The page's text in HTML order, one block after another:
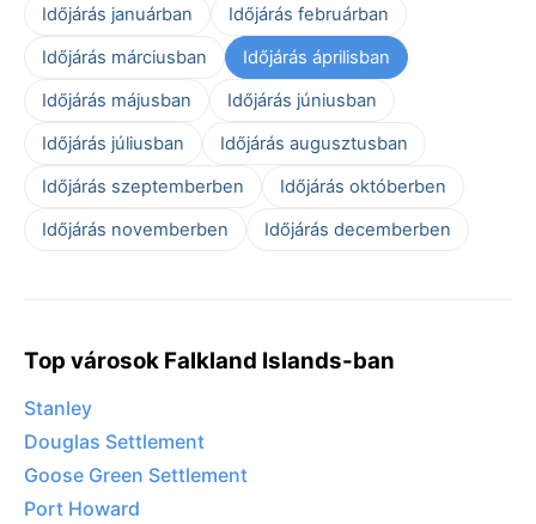
Időjárás januárban
Időjárás februárban
Időjárás márciusban
Időjárás áprilisban
Időjárás májusban
Időjárás júniusban
Időjárás júliusban
Időjárás augusztusban
Időjárás szeptemberben
Időjárás októberben
Időjárás novemberben
Időjárás decemberben
Top városok Falkland Islands-ban
Stanley
Douglas Settlement
Goose Green Settlement
Port Howard